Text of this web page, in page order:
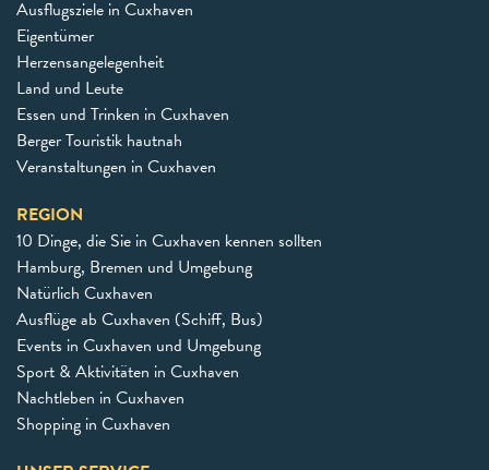
Ausflugsziele in Cuxhaven
Eigentümer
Herzensangelegenheit
Land und Leute
Essen und Trinken in Cuxhaven
Berger Touristik hautnah
Veranstaltungen in Cuxhaven
REGION
10 Dinge, die Sie in Cuxhaven kennen sollten
Hamburg, Bremen und Umgebung
Natürlich Cuxhaven
Ausflüge ab Cuxhaven (Schiff, Bus)
Events in Cuxhaven und Umgebung
Sport & Aktivitäten in Cuxhaven
Nachtleben in Cuxhaven
Shopping in Cuxhaven